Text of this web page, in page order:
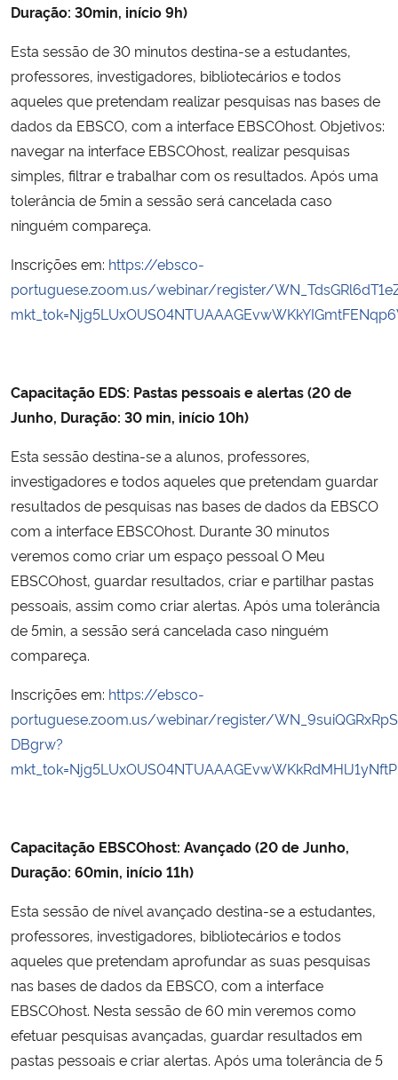
Duração: 30min, início 9h)
Esta sessão de 30 minutos destina-se a estudantes,
professores, investigadores, bibliotecários e todos
aqueles que pretendam realizar pesquisas nas bases de
dados da EBSCO, com a interface EBSCOhost. Objetivos:
navegar na interface EBSCOhost, realizar pesquisas
simples, filtrar e trabalhar com os resultados. Após uma
tolerância de 5min a sessão será cancelada caso
ninguém compareça.
Inscrições em: https://ebsco-
portuguese.zoom.us/webinar/register/
Capacitação EDS: Pastas pessoais e alertas (20 de
Junho, Duração: 30 min, início 10h)
Esta sessão destina-se a alunos, professores,
investigadores e todos aqueles que pretendam guardar
resultados de pesquisas nas bases de dados da EBSCO
com a interface EBSCOhost. Durante 30 minutos
veremos como criar um espaço pessoal O Meu
EBSCOhost, guardar resultados, criar e partilhar pastas
pessoais, assim como criar alertas. Após uma tolerância
de 5min, a sessão será cancelada caso ninguém
compareça.
Inscrições em: https://ebsco-
portuguese.zoom.us/webinar/register/
DBgrw?
Capacitação EBSCOhost: Avançado (20 de Junho,
Duração: 60min, início 11h)
Esta sessão de nível avançado destina-se a estudantes,
professores, investigadores, bibliotecários e todos
aqueles que pretendam aprofundar as suas pesquisas
nas bases de dados da EBSCO, com a interface
EBSCOhost. Nesta sessão de 60 min veremos como
efetuar pesquisas avançadas, guardar resultados em
pastas pessoais e criar alertas. Após uma tolerância de 5